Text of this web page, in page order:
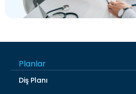
Planlar
Diş Planı